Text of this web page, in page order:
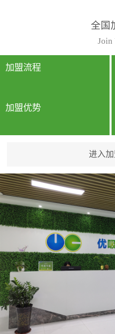
动，人类长时间停留的室
内空间都有整体消毒的需
要。因为空间内人流携带
的、空气...
全国
Join
加盟流程
加盟优势
进入